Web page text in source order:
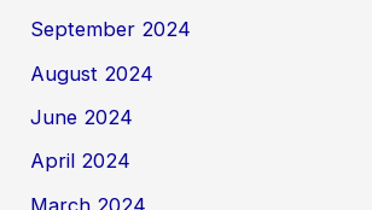
September 2024
August 2024
June 2024
April 2024
March 2024